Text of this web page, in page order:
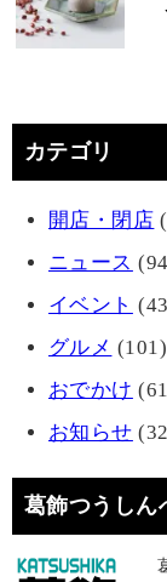
カテゴリ
開店・閉店
ニュース
イベント
グルメ (101)
おでかけ
お知らせ
葛飾つうしん